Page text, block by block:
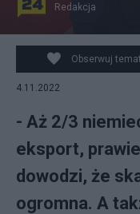
Wizyta kanclerza
PAP/EPA
Redakcja
Obserwuj temat
4.11.2022
- Aż 2/3
eksport,
dowodzi, że
ogromna. A